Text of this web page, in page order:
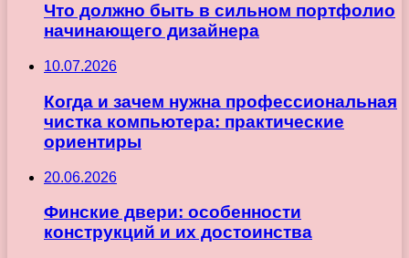
Что должно быть в сильном портфолио
начинающего дизайнера
10.07.2026
Когда и зачем нужна профессиональная
чистка компьютера: практические
ориентиры
20.06.2026
Финские двери: особенности
конструкций и их достоинства